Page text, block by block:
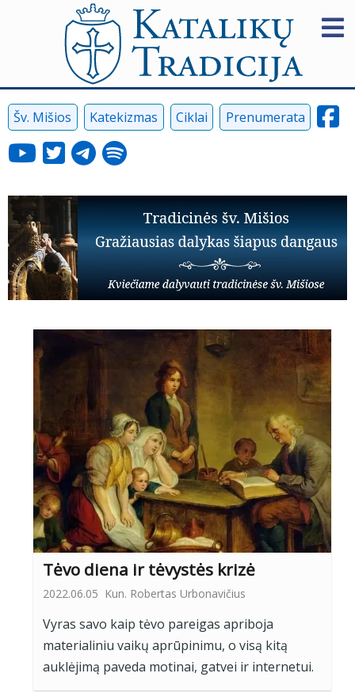
Šv. Mišios Katekizmas Ciklai Prenumerata
Tėvo diena ir tėvystės krizė
2022.06.05 Kun. Robertas Urbonavičius
Vyras savo kaip tėvo pareigas apriboja
materialiniu vaikų aprūpinimu, o visą kitą
auklėjimą paveda motinai, gatvei ir internetui.